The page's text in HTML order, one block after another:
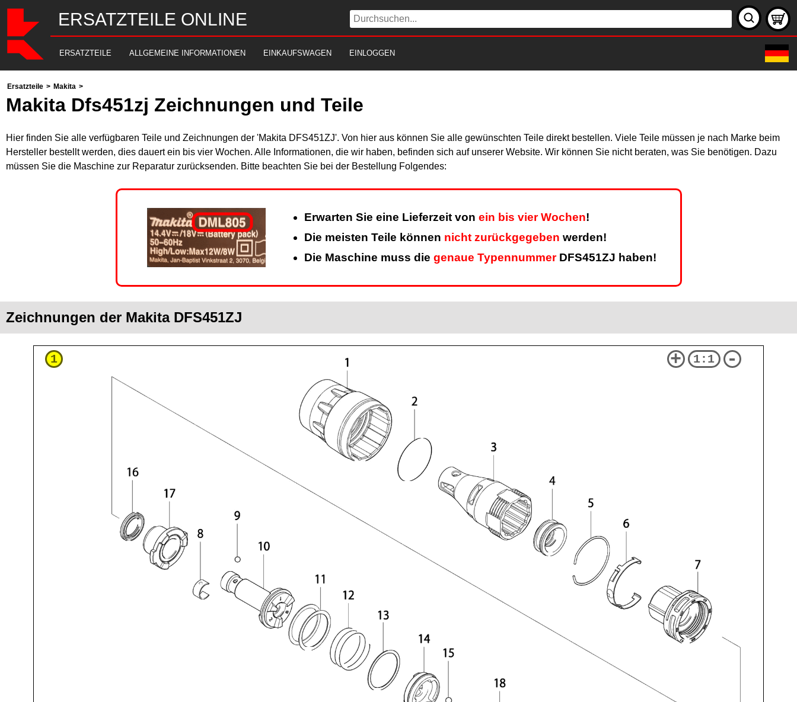
ERSATZTEILE ONLINE
ERSATZTEILE ALLGEMEINE INFORMATIONEN EINKAUFSWAGEN EINLOGGEN
Ersatzteile > Makita >
Makita Dfs451zj Zeichnungen und Teile
Hier finden Sie alle verfügbaren Teile und Zeichnungen der 'Makita DFS451ZJ'. Von hier aus können Sie alle gewünschten Teile direkt bestellen. Viele Teile müssen je nach Marke beim
Hersteller bestellt werden, dies dauert ein bis vier Wochen. Alle Informationen, die wir haben, befinden sich auf unserer Website. Wir können Sie nicht beraten, was Sie benötigen. Dazu
müssen Sie die Maschine zur Reparatur zurücksenden. Bitte beachten Sie bei der Bestellung Folgendes:
Erwarten Sie eine Lieferzeit von ein bis vier Wochen!
Die meisten Teile können nicht zurückgegeben werden!
Die Maschine muss die genaue TypennummerDFS451ZJ haben!
Zeichnungen der Makita DFS451ZJ
1 + 1:1 -